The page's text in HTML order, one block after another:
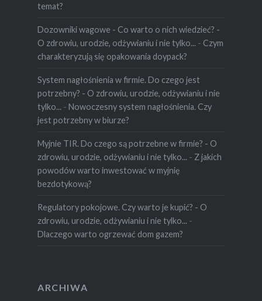
temat?
Dozowniki wagowe - Co warto o nich wiedzieć? -
O zdrowiu, urodzie, odżywianiu i nie tylko... - Czym
charakteryzują się opakowania doypack?
System nagłośnienia w firmie. Do czego jest
potrzebny? - O zdrowiu, urodzie, odżywianiu i nie
tylko... - Nowoczesny system nagłośnienia. Czy
jest potrzebny w biurze?
Myjnie TIR. Do czego są potrzebne w firmie? - O
zdrowiu, urodzie, odżywianiu i nie tylko... - Z jakich
powodów warto inwestować w myjnię
bezdotykową?
Regulatory pokojowe. Czy warto je kupić? - O
zdrowiu, urodzie, odżywianiu i nie tylko... -
Dlaczego warto ogrzewać dom gazem?
ARCHIWA